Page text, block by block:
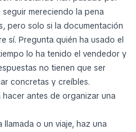
mereciendo la pena
pero solo si la documentación
sí. Pregunta quién ha usado el
lo ha tenido el vendedor y
no tienen que ser
concretas y creíbles.
antes de organizar una
o un viaje, haz una